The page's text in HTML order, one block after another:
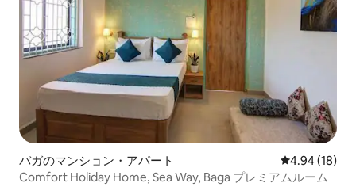
バガのマンション・アパート レビュー18
4.94 (18)
Comfort Holiday Home, Sea Way, Baga プレミアムルーム